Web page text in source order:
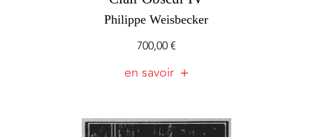
Philippe Weisbecker
700,00€
en savoir